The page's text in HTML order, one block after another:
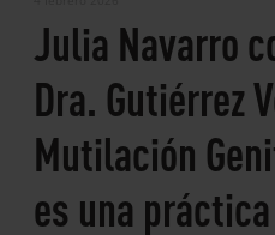
Julia Navarro
Dra. Gutiérrez
Mutilación
es una